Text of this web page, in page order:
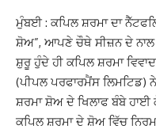
ਮੁੰਬਈ : ਕਪਿਲ ਸ਼ਰਮਾ ਦਾ
ਸ਼ੋਅ”, ਆਪਣੇ ਚੌਥੇ ਸੀਜ਼ਨ ਦੇ
ਸ਼ੁਰੂ ਹੁੰਦੇ ਹੀ ਕਪਿਲ ਸ਼ਰਮਾ
(ਪੀਪਲ ਪਰਫਾਰਮੈਂਸ
ਸ਼ਰਮਾ ਸ਼ੋਅ ਦੇ ਖਿਲਾਫ ਬੰਬੇ ਹਾਈ
ਕਪਿਲ ਸ਼ਰਮਾ ਦੇ ਸ਼ੋਅ ਵਿੱਚ